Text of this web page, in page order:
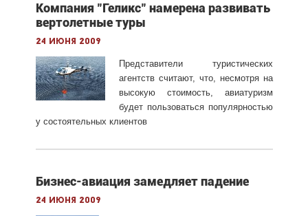
Компания "Геликс" намерена развивать
вертолетные туры
24 июня 2009
Представители туристических
агентств считают, что, несмотря на
высокую стоимость, авиатуризм
будет пользоваться популярностью
у состоятельных клиентов
Бизнес-авиация замедляет падение
24 июня 2009